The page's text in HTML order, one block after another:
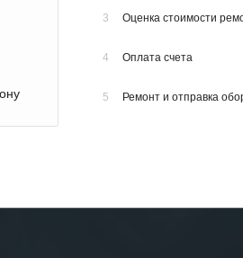
3 Оценка стоимости
4 Оплата счета
5 Ремонт и отправка